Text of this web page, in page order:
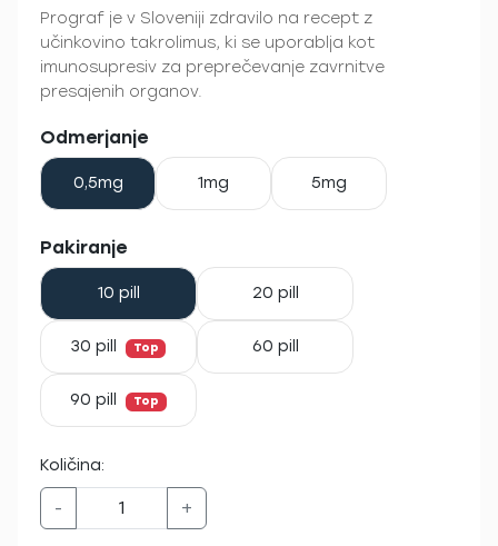
Prograf je v Sloveniji zdravilo na recept z
učinkovino takrolimus, ki se uporablja kot
imunosupresiv za preprečevanje zavrnitve
presajenih organov.
Odmerjanje
0,5mg 1mg 5mg
Pakiranje
10 pill 20 pill
30 pill Top 60 pill
90 pill Top
Količina:
- +